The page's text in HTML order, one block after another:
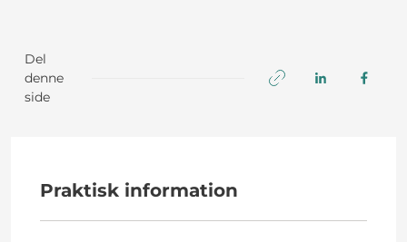
Del
denne
side
Praktisk information